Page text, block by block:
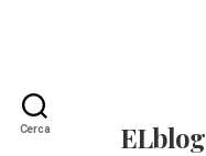
Cerca ELblog